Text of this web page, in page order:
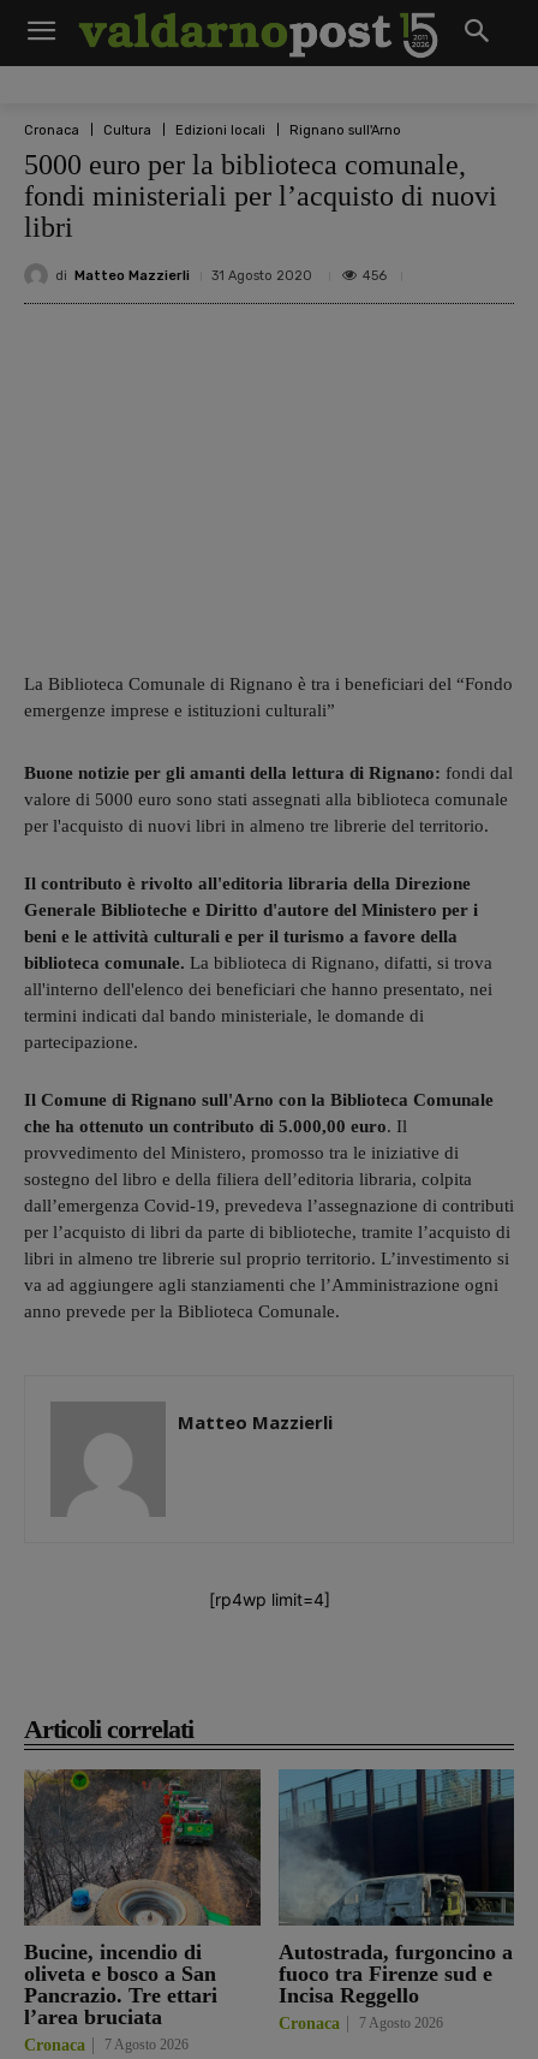
Cronaca Cultura Edizioni locali Rignano sull'Arno
5000 euro per la biblioteca comunale,
fondi ministeriali per l’acquisto di nuovi
libri
di Matteo Mazzierli 31 Agosto 2020 456
Articoli correlati
Bucine, incendio di
oliveta e bosco a San
Pancrazio. Tre ettari
l’area bruciata
Cronaca 7 Agosto 2026
Autostrada, furgoncino a
fuoco tra Firenze sud e
Incisa Reggello
Cronaca 7 Agosto 2026
La Biblioteca Comunale di Rignano è tra i beneficiari del “Fondo
emergenze imprese e istituzioni culturali”
Buone notizie per gli amanti della lettura di Rignano: fondi dal
valore di 5000 euro sono stati assegnati alla biblioteca comunale
per l'acquisto di nuovi libri in almeno tre librerie del territorio.
Il contributo è rivolto all'editoria libraria della Direzione
Generale Biblioteche e Diritto d'autore del Ministero per i
beni e le attività culturali e per il turismo a favore della
biblioteca comunale. La biblioteca di Rignano, difatti, si trova
all'interno dell'elenco dei beneficiari che hanno presentato, nei
termini indicati dal bando ministeriale, le domande di
partecipazione.
Il Comune di Rignano sull'Arno con la Biblioteca Comunale
che ha ottenuto un contributo di 5.000,00 euro. Il
provvedimento del Ministero, promosso tra le iniziative di
sostegno del libro e della filiera dell’editoria libraria, colpita
dall’emergenza Covid-19, prevedeva l’assegnazione di contributi
per l’acquisto di libri da parte di biblioteche, tramite l’acquisto di
libri in almeno tre librerie sul proprio territorio. L’investimento si
va ad aggiungere agli stanziamenti che l’Amministrazione ogni
anno prevede per la Biblioteca Comunale.
Matteo Mazzierli
[rp4wp limit=4]